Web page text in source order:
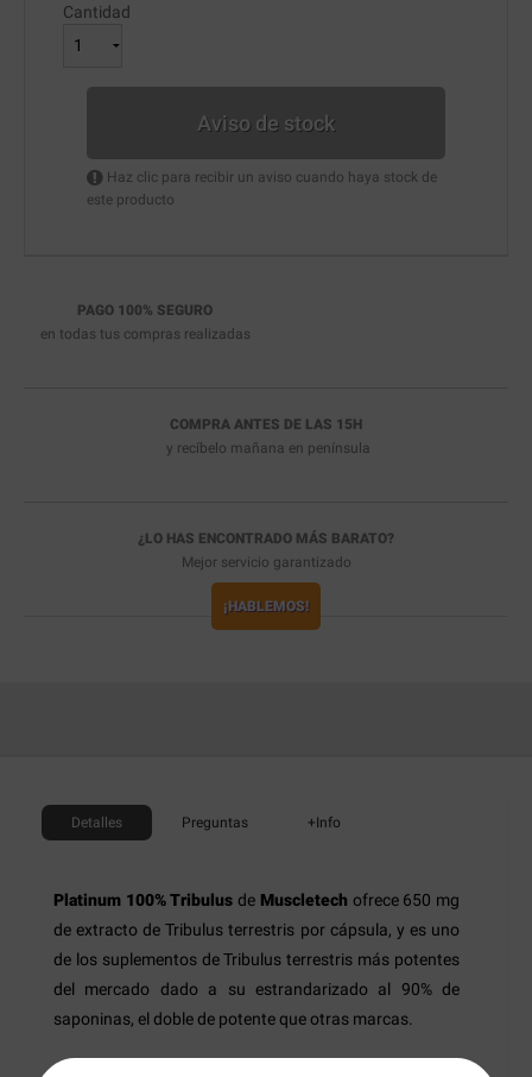
Cantidad
Aviso de stock
Haz clic para recibir un aviso cuando haya stock de
este producto
PAGO 100% SEGURO
en todas tus compras realizadas
COMPRA ANTES DE LAS 15H
y recíbelo mañana en península
¿LO HAS ENCONTRADO MÁS BARATO?
Mejor servicio garantizado
¡HABLEMOS!
Detalles Preguntas +Info
Platinum 100% Tribulus de Muscletech ofrece 650 mg
de extracto de Tribulus terrestris por cápsula, y es uno
de los suplementos de Tribulus terrestris más potentes
del mercado dado a su estrandarizado al 90% de
saponinas, el doble de potente que otras marcas.